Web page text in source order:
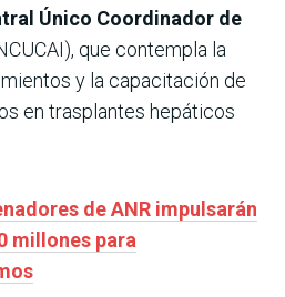
Único Coordinador de
que contempla la
y la capacitación de
en trasplantes hepáticos
de ANR impulsarán
millones para